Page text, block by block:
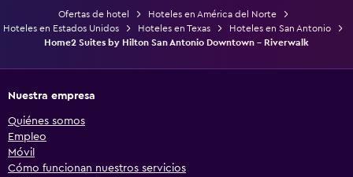
Ofertas de hotel
Hoteles en América del Norte
Hoteles en Estados Unidos
Hoteles en Texas
Hoteles en San Antonio
Home2 Suites by Hilton San Antonio Downtown - Riverwalk
Nuestra empresa
Quiénes somos
Empleo
Móvil
Cómo funcionan nuestros servicios